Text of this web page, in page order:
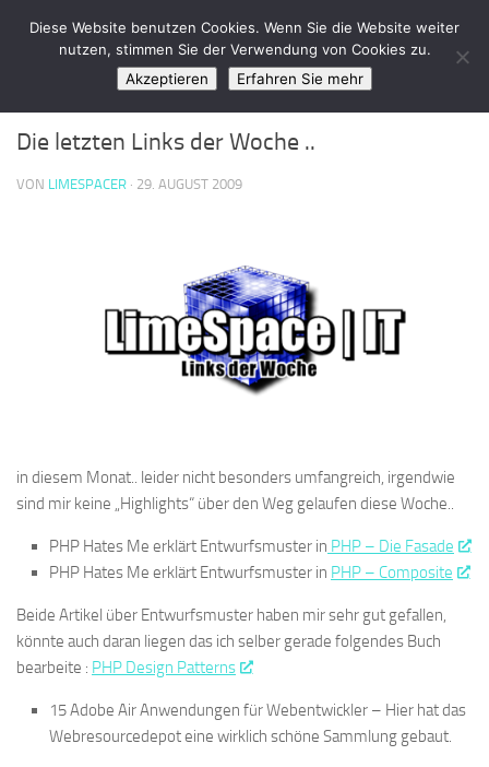
Zum Inhalt springen
LimeSpace - IT
LINKS DER WOCHE/WEBDESIGN & PHP
Die letzten Links der Woche ..
VON LIMESPACER · 29. AUGUST 2009
in diesem Monat.. leider nicht besonders umfangreich, irgendwie
sind mir keine „Highlights“ über den Weg gelaufen diese Woche..
PHP Hates Me erklärt Entwurfsmuster in PHP – Die Fasade
PHP Hates Me erklärt Entwurfsmuster in PHP – Composite
Beide Artikel über Entwurfsmuster haben mir sehr gut gefallen,
könnte auch daran liegen das ich selber gerade folgendes Buch
bearbeite : PHP Design Patterns
15 Adobe Air Anwendungen für Webentwickler – Hier hat das
Webresourcedepot eine wirklich schöne Sammlung gebaut.
Diese Website benutzen Cookies. Wenn Sie die Website weiter
nutzen, stimmen Sie der Verwendung von Cookies zu.
Akzeptieren
Erfahren Sie mehr